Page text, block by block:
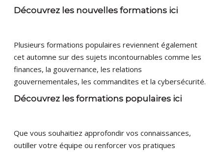
Découvrez les nouvelles formations ici
Plusieurs formations populaires reviennent également
cet automne sur des sujets incontournables comme les
finances, la gouvernance, les relations
gouvernementales, les commandites et la cybersécurité.
Découvrez les formations populaires ici
Que vous souhaitiez approfondir vos connaissances,
outiller votre équipe ou renforcer vos pratiques